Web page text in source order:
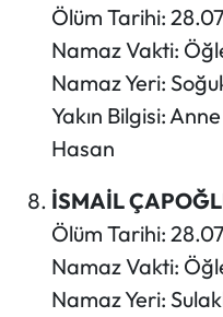
Ölüm Tarihi:
Namaz Vakti:
Namaz Yeri:
Yakın Bilgisi:
Hasan
İSMAİL
Ölüm Tarihi:
Namaz Vakti:
Namaz Yeri: